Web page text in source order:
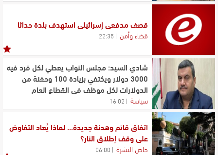
قصف مدفعي إسرائيلي استهدف بلدة حداثا
قضاء وأمن 22:35
شادي السيد: مجلس النواب يعطي لكل فرد فيه
3000 دولار ويكتفي بزيادة 100 وحفنة من
الدولارات لكل موظف في القطاع العام
سياسة 16:02
اتفاق قائم وهدنة جديدة... لماذا يُعاد التفاوض
على وقف إطلاق النار؟
خاص النشرة 06:00